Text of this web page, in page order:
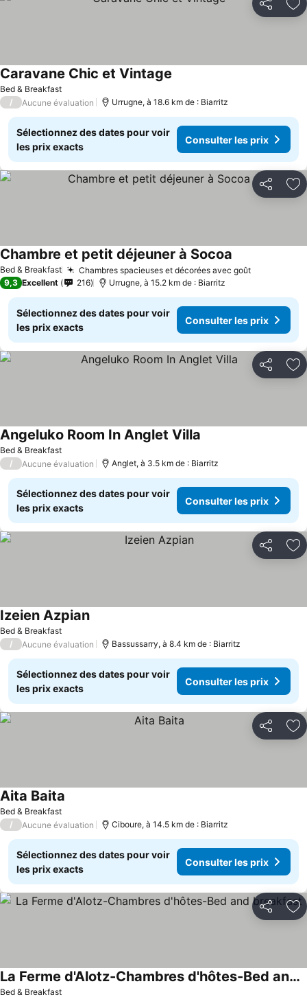
Partager
Bed & Breakfast
Caravane Chic et Vintage
/ Aucune évaluation Urrugne, à 18.6 km de : Biarritz
Sélectionnez des dates pour voir
les prix exacts
Consulter les prix
Partager
Bed & Breakfast Chambres spacieuses et décorées avec goût
Chambre et petit déjeuner à Socoa
9,3 Excellent 216 Urrugne, à 15.2 km de : Biarritz
Sélectionnez des dates pour voir
les prix exacts
Consulter les prix
Partager
Bed & Breakfast
Angeluko Room In Anglet Villa
/ Aucune évaluation Anglet, à 3.5 km de : Biarritz
Sélectionnez des dates pour voir
les prix exacts
Consulter les prix
Partager
Bed & Breakfast
Izeien Azpian
/ Aucune évaluation Bassussarry, à 8.4 km de : Biarritz
Sélectionnez des dates pour voir
les prix exacts
Consulter les prix
Partager
Bed & Breakfast
Aita Baita
/ Aucune évaluation Ciboure, à 14.5 km de : Biarritz
Sélectionnez des dates pour voir
les prix exacts
Consulter les prix
Partager
Bed & Breakfast
La Ferme d'Alotz-Chambres d'hôtes-Bed and breakfast